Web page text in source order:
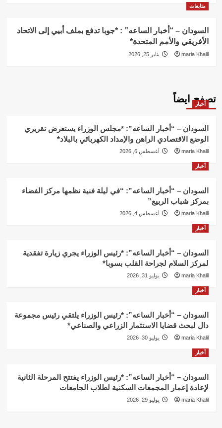
متابعات
السودان – “أخبار الساعه” : *جوبا تدفع بملف أبيي إلى الاتحاد
الأفريقي والأمم المتحدة*
maria Khalil يناير 25, 2026
تصفح ايضاً
أخبار
السودان – “أخبار الساعه”: *مجلس الوزراء يستعرض تقريري
الوضع الاقتصادي الراهن والإمداد الكهربائي بالبلاد*
maria Khalil أغسطس 6, 2026
أخبار
السودان – “أخبار الساعه”: “في ليلة فنية نظمها مركز الفضاء
بمركز شباب الربيع”
maria Khalil أغسطس 4, 2026
أخبار
السودان – “أخبار الساعه”: *رئيس الوزراء يجري زيارة تفقدية
لمركز السلام لجراحة القلب بسوبا*
maria Khalil يوليو 31, 2026
أخبار
السودان – “أخبار الساعه”: *رئيس الوزراء يلتقي رئيس مجموعة
دال لبحث قضايا الاستثمار الزراعي والصناعي*
maria Khalil يوليو 30, 2026
أخبار
السودان – “أخبار الساعه”: *رئيس الوزراء يفتتح المرحلة الثانية
لإعادة إعمار المجمعات السكنية لطلاب الجامعات
maria Khalil يوليو 29, 2026